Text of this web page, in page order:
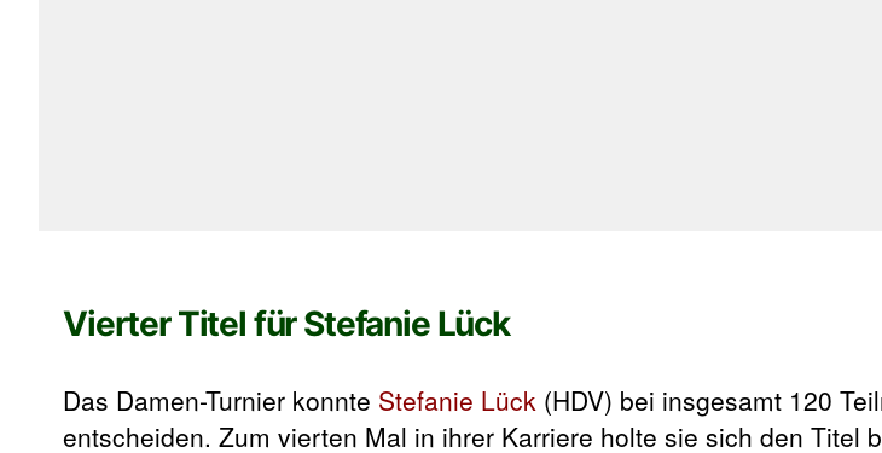
Vierter Titel für Stefanie Lück
Das Damen-Turnier konnte Stefanie Lück (HDV) bei insgesamt 120
entscheiden. Zum vierten Mal in ihrer Karriere holte sie sich den Titel